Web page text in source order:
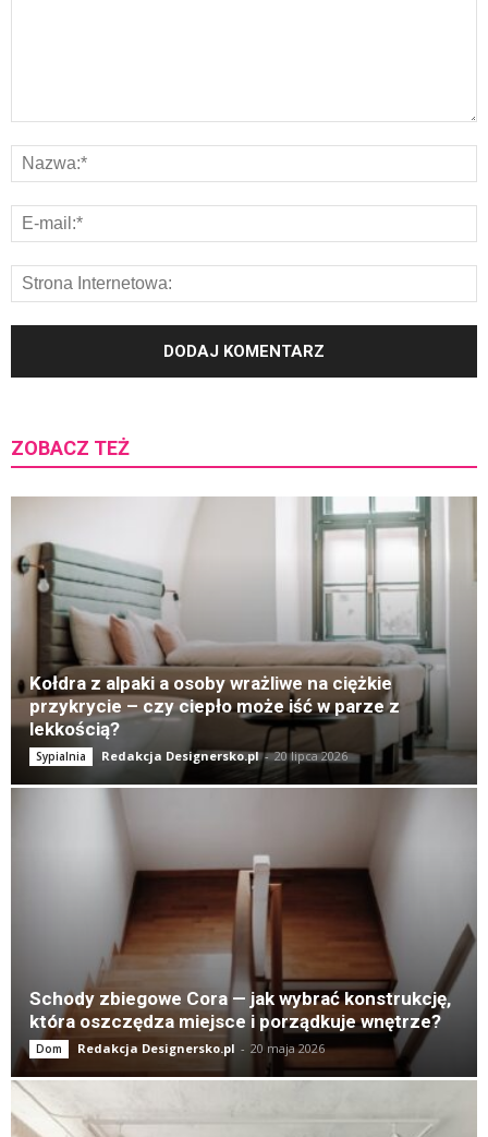
ZOBACZ TEŻ
Kołdra z alpaki a osoby wrażliwe na ciężkie
przykrycie – czy ciepło może iść w parze z
lekkością?
Sypialnia Redakcja Designersko.pl - 20 lipca 2026
Schody zbiegowe Cora — jak wybrać konstrukcję,
która oszczędza miejsce i porządkuje wnętrze?
Dom Redakcja Designersko.pl - 20 maja 2026